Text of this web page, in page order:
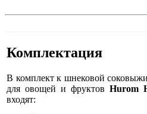
Комплектация
В комплект к шнековой
для овощей и фруктовHurom
входят: